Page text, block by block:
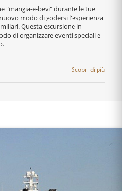
"mangia-e-bevi" durante le tue
modo di godersi l'esperienza
Questa escursione in
di organizzare eventi speciali e
Scopri di più